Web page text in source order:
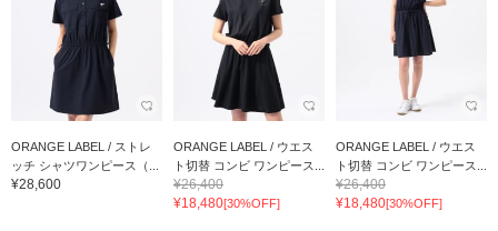
ORANGE LABEL / ストレ
ッチ シャツワンピース（...
¥28,600
ORANGE LABEL / ウエス
ト切替 コンビ ワンピース...
¥26,400
¥18,480[30%OFF]
ORANGE LABEL / ウエス
ト切替 コンビ ワンピース...
¥26,400
¥18,480[30%OFF]